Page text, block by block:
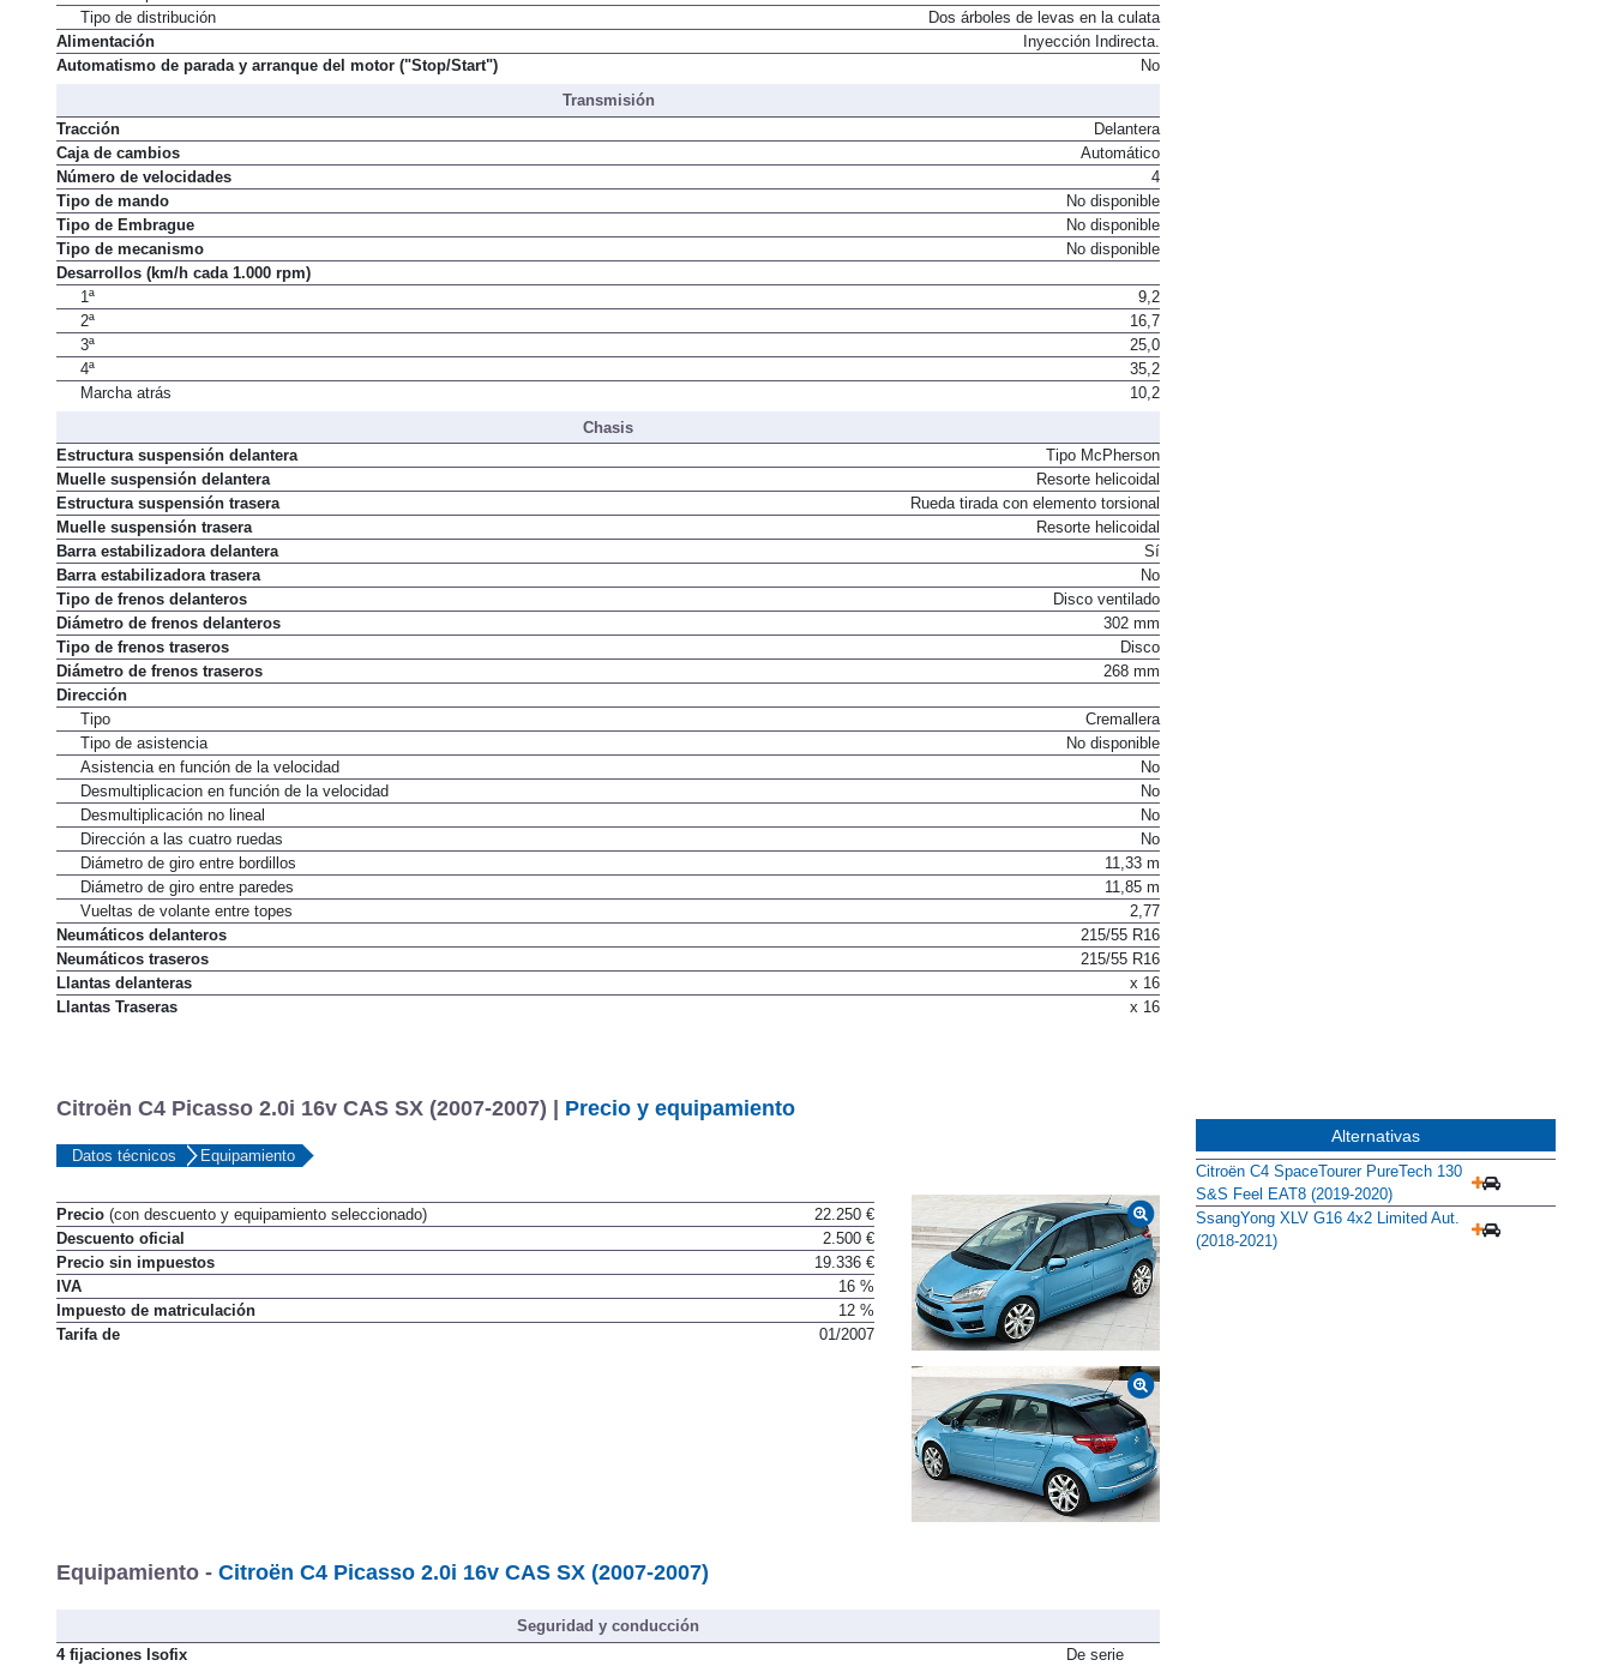
Válvulas por cilindro
4
Tipo de distribución
Dos árboles de levas en la culata
Alimentación
Inyección Indirecta.
Transmisión
Tracción
Delantera
Caja de cambios
Automático
Número de velocidades
4
Tipo de mando
No disponible
Tipo de Embrague
No disponible
Tipo de mecanismo
Desarrollos (km/h cada 1.000 rpm)
1ª
9,2
2ª
16,7
3ª
25,0
4ª
35,2
Chasis
Estructura suspensión delantera
Tipo McPherson
Muelle suspensión delantera
Resorte helicoidal
Estructura suspensión trasera
Rueda tirada con elemento torsional
Muelle suspensión trasera
Resorte helicoidal
Barra estabilizadora delantera
Sí
Barra estabilizadora trasera
No
Tipo de frenos delanteros
Disco ventilado
Diámetro de frenos delanteros
302 mm
Tipo de frenos traseros
Disco
Diámetro de frenos traseros
Dirección
Tipo
Cremallera
Tipo de asistencia
No disponible
Asistencia en función de la velocidad
No
Desmultiplicacion en función de la velocidad
No
Desmultiplicación no lineal
No
Dirección a las cuatro ruedas
No
Diámetro de giro entre bordillos
11,33 m
Diámetro de giro entre paredes
11,85 m
Vueltas de volante entre topes
2,77
Neumáticos delanteros
215/55 R16
Neumáticos traseros
215/55 R16
Llantas delanteras
x 16
Citroën C4 Picasso 2.0i 16v CAS SX (2007-2007) | Precio y equipamiento
Precio(con descuento y equipamiento seleccionado)
22.250 €
Descuento oficial
2.500 €
Precio sin impuestos
19.336 €
IVA
16 %
Impuesto de matriculación
12 %
Equipamiento - Citroën C4 Picasso 2.0i 16v CAS SX (2007-2007)
Seguridad y conducción
Alternativas
Citroën C4 SpaceTourer PureTech 130
S&S Feel EAT8 (2019-2020)
SsangYong XLV G16 4x2 Limited Aut.